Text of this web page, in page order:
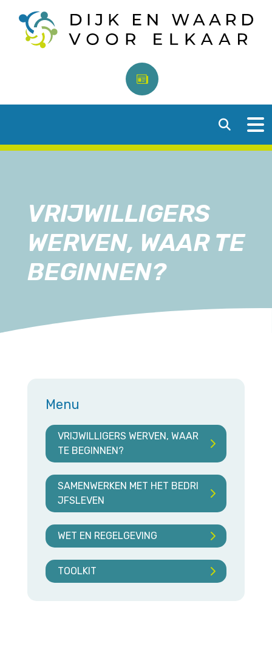
VRIJWILLIGERS
WERVEN, WAAR TE
BEGINNEN?
Menu
VRIJWILLIGERS WERVEN, WAAR
TE BEGINNEN?
SAMENWERKEN MET HET BEDRI
JFSLEVEN
WET EN REGELGEVING
TOOLKIT